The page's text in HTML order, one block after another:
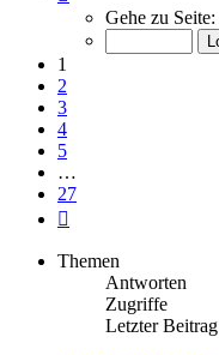
von
Gehe zu Seite:
1
2
3
4
5
…
27
Themen
Antworten
Zugriffe
Letzter Beitrag